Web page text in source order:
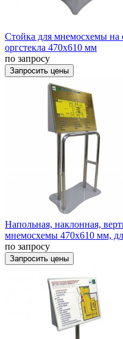
Стойка для мнемосхемы на
оргстекла 470х610 мм
по запросу
Запросить цены
Напольная, наклонная,
мнемосхемы 470х610 мм,
по запросу
Запросить цены